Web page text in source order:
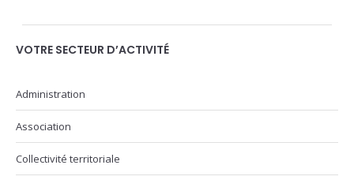
VOTRE SECTEUR D’ACTIVITÉ
Administration
Association
Collectivité territoriale